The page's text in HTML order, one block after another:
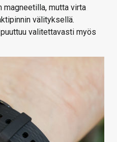
magneetilla, mutta virta
välityksellä.
valitettavasti myös